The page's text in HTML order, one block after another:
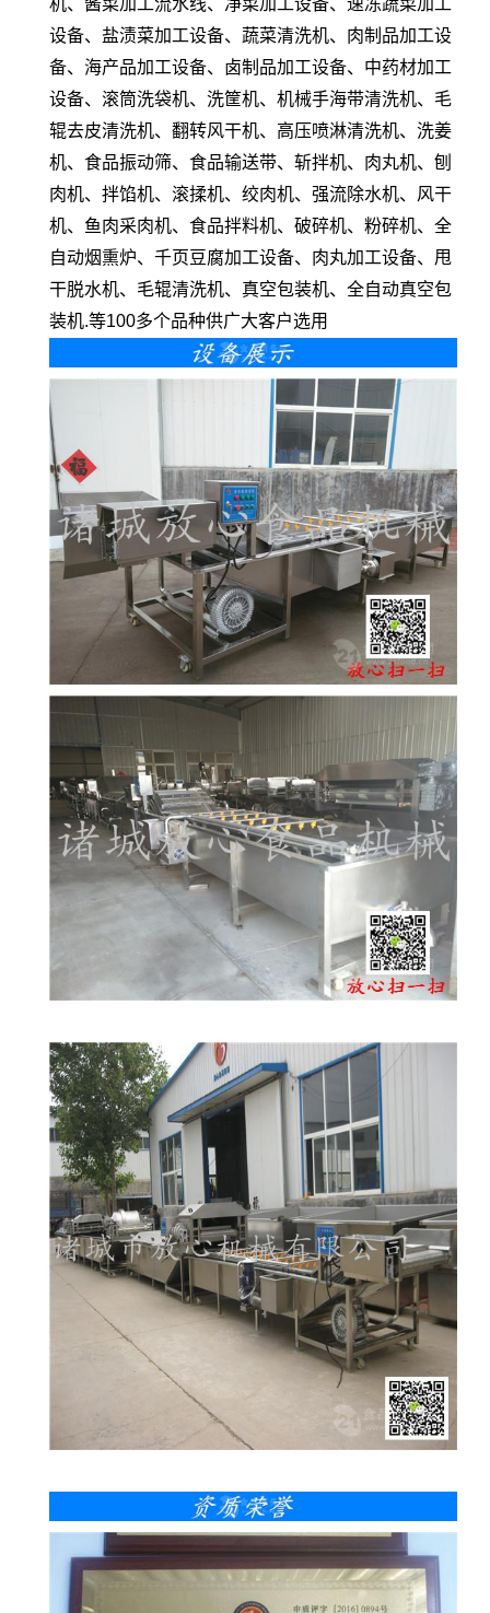
机、酱菜加工流水线、净菜加工设备、速冻蔬菜加工
设备、盐渍菜加工设备、蔬菜清洗机、肉制品加工设
备、海产品加工设备、卤制品加工设备、中药材加工
设备、滚筒洗袋机、洗筐机、机械手海带清洗机、毛
辊去皮清洗机、翻转风干机、高压喷淋清洗机、洗姜
机、食品振动筛、食品输送带、斩拌机、肉丸机、刨
肉机、拌馅机、滚揉机、绞肉机、强流除水机、风干
机、鱼肉采肉机、食品拌料机、破碎机、粉碎机、全
自动烟熏炉、千页豆腐加工设备、肉丸加工设备、甩
干脱水机、毛辊清洗机、真空包装机、全自动真空包
装机.等100多个品种供广大客户选用